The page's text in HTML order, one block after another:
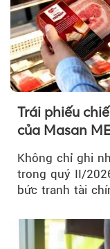
Trái phiếu
của Masan
Không chỉ ghi
trong quý II/
bức tranh tài